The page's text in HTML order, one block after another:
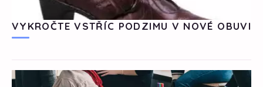
VYKROČTE VSTŘÍC PODZIMU V NOVÉ OBUVI